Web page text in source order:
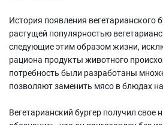
История появления вегетарианского
растущей популярностью
следующие этим образом жизни,
рациона продукты животного
потребность были разработаны
позволяют заменить мясо в блюдах
Вегетарианский бургер получил свое